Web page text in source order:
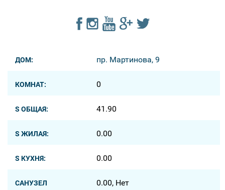
ДОМ: пр. Мартинова, 9
КОМНАТ: 0
S ОБЩАЯ: 41.90
S ЖИЛАЯ: 0.00
S КУХНЯ: 0.00
САНУЗЕЛ 0.00, Нет